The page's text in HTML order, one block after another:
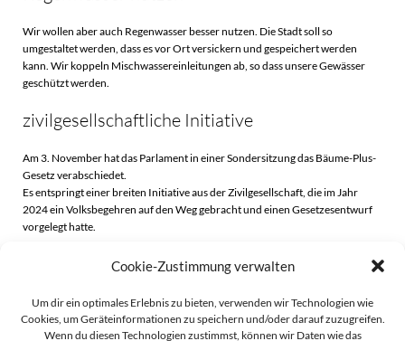
Cookie-Zustimmung verwalten
Um dir ein optimales Erlebnis zu bieten, verwenden wir Technologien wie
Cookies, um Geräteinformationen zu speichern und/oder darauf zuzugreifen.
Wenn du diesen Technologien zustimmst, können wir Daten wie das
Wir wollen aber auch Regenwasser besser nutzen. Die Stadt soll so
umgestaltet werden, dass es vor Ort versickern und gespeichert werden
kann. Wir koppeln Mischwassereinleitungen ab, so dass unsere Gewässer
geschützt werden.
zivilgesellschaftliche Initiative
Am 3. November hat das Parlament in einer Sondersitzung das Bäume-Plus-
Gesetz verabschiedet.
Es entspringt einer breiten Initiative aus der Zivilgesellschaft, die im Jahr
2024 ein Volksbegehren auf den Weg gebracht und einen Gesetzesentwurf
vorgelegt hatte.